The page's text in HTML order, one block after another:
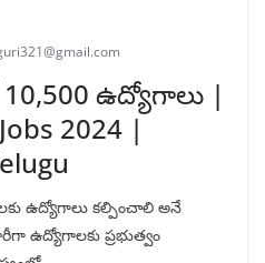
ఉద్యోగాలు |
2024 |
ఉద్యోగాలు కల్పించాలి అనే
ఉద్యోగాలకు ప్రభుత్వం